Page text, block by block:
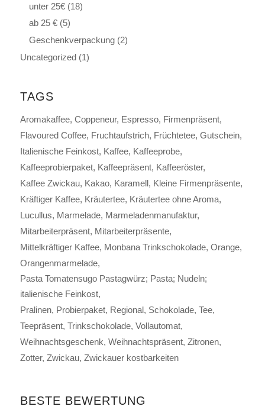
unter 25€ (18)
ab 25 € (5)
Geschenkverpackung (2)
Uncategorized (1)
TAGS
Aromakaffee Coppeneur Espresso Firmenpräsent
Flavoured Coffee Fruchtaufstrich Früchtetee Gutschein
Italienische Feinkost Kaffee Kaffeeprobe
Kaffeeprobierpaket Kaffeepräsent Kaffeeröster
Kaffee Zwickau Kakao Karamell Kleine Firmenpräsente
Kräftiger Kaffee Kräutertee Kräutertee ohne Aroma
Lucullus Marmelade Marmeladenmanufaktur
Mitarbeiterpräsent Mitarbeiterpräsente
Mittelkräftiger Kaffee Monbana Trinkschokolade Orange
Orangenmarmelade
Pasta Tomatensugo Pastagwürz; Pasta; Nudeln;
italienische Feinkost
Pralinen Probierpaket Regional Schokolade Tee
Teepräsent Trinkschokolade Vollautomat
Weihnachtsgeschenk Weihnachtspräsent Zitronen
Zotter Zwickau Zwickauer kostbarkeiten
BESTE BEWERTUNG